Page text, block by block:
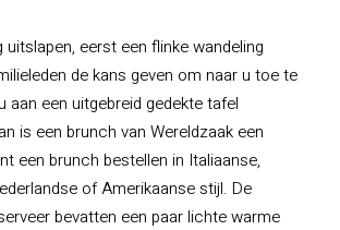
uitslapen, eerst een flinke wandeling
de kans geven om naar u toe te
aan een uitgebreid gedekte tafel
is een brunch van Wereldzaak een
een brunch bestellen in Italiaanse,
of Amerikaanse stijl. De
bevatten een paar lichte warme